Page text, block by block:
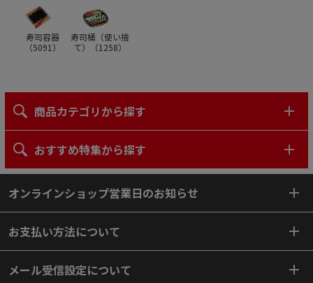
寿司容器
（5091）
寿司桶（使い捨
て）（1258）
商品カテゴリから探す
おすすめ特集から探す
オンラインショップ営業日のお知らせ
お支払い方法について
メール受信設定について